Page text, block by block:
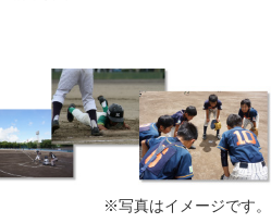
※写真はイメージです。